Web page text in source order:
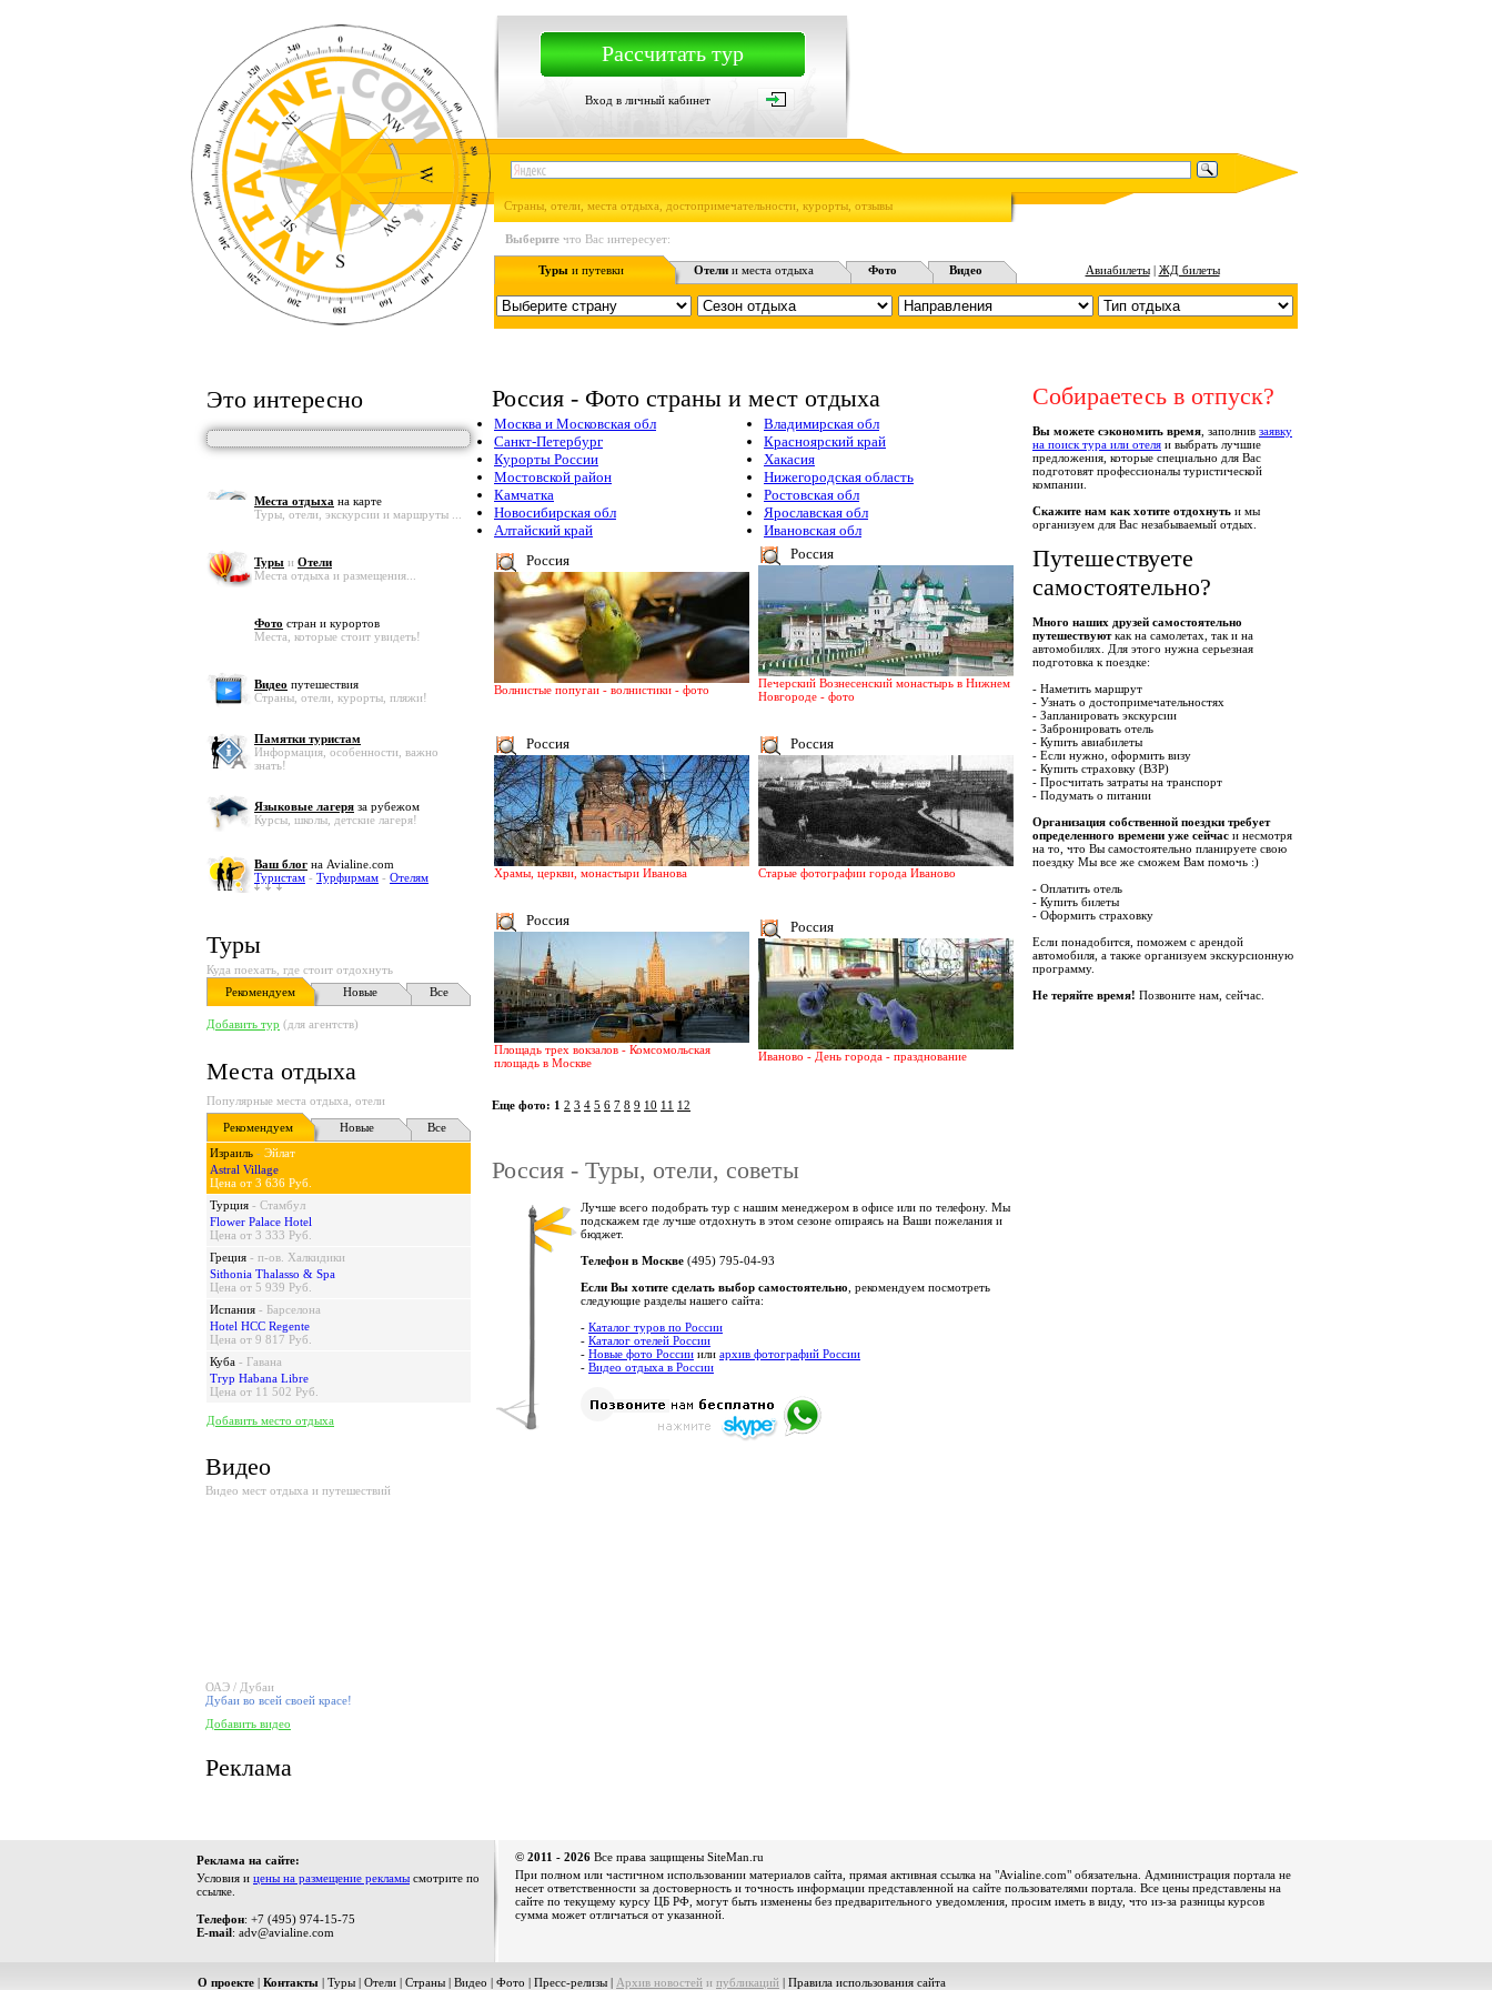
Рассчитать тур
Вход в личный кабинет
Страны, отели, места отдыха, достопримечательности, курорты, отзывы
Выберите что Вас интересует:
Турыи путевки Отели и места отдыха Фото Видео Авиабилеты| ЖД билеты
Это интересно
Места отдыха на карте
Туры, отели, экскурсии и маршруты ...
Туры и Отели
Места отдыха и размещения...
Фото стран и курортов
Места, которые стоит увидеть!
Видео путешествия
Страны, отели, курорты, пляжи!
Памятки туристам
Информация, особенности, важно
знать!
Языковые лагеря за рубежом
Курсы, школы, детские лагеря!
Ваш блог на Avialine.com
Туристам - Турфирмам - Отелям
Туры
Куда поехать, где стоит отдохнуть
Рекомендуем
Новые Все
Добавить тур (для агентств)
Места отдыха
Популярные места отдыха, отели
Рекомендуем
Новые
Все
Израиль - Эйлат
Astral Village
Цена от 3 636 Руб.
Турция - Стамбул
Flower Palace Hotel
Цена от 3 333 Руб.
Греция - п-ов. Халкидики
Sithonia Thalasso & Spa
Цена от 5 939 Руб.
Испания - Барселона
Hotel HCC Regente
Цена от 9 817 Руб.
Куба - Гавана
Tryp Habana Libre
Цена от 11 502 Руб.
Добавить место отдыха
Видео
Видео мест отдыха и путешествий
ОАЭ / Дубаи
Дубаи во всей своей красе!
Добавить видео
Реклама
Россия - Фото страны и мест отдыха
Москва и Московская обл
Санкт-Петербург
Курорты России
Мостовской район
Камчатка
Новосибирская обл
Алтайский край
Владимирская обл
Красноярский край
Хакасия
Нижегородская область
Ростовская обл
Ярославская обл
Ивановская обл
Россия
Волнистые попугаи - волнистики - фото
Россия
Печерский Вознесенский монастырь в Нижнем
Новгороде - фото
Россия
Храмы, церкви, монастыри Иванова
Россия
Старые фотографии города Иваново
Россия
Площадь трех вокзалов - Комсомольская
площадь в Москве
Россия
Иваново - День города - празднование
Еще фото: 1 2 3 4 5 6 7 8 9 10 11 12
Россия - Туры, отели, советы
Лучше всего подобрать тур с нашим менеджером в офисе или по телефону. Мы
подскажем где лучше отдохнуть в этом сезоне опираясь на Ваши пожелания и
бюджет.
Телефон в Москве (495) 795-04-93
Если Вы хотите сделать выбор самостоятельно , рекомендуем посмотреть
следующие разделы нашего сайта:
- Каталог туров по России
- Каталог отелей России
- Новые фото России или архив фотографий России
- Видео отдыха в России
Собираетесь в отпуск?
Вы можете сэкономить время , заполнив заявку
на поиск тура или отеля и выбрать лучшие
предложения, которые специально для Вас
подготовят профессионалы туристической
компании.
Скажите нам как хотите отдохнуть и мы
организуем для Вас незабываемый отдых.
Путешествуете
самостоятельно?
Много наших друзей самостоятельно
путешествуюткак на самолетах, так и на
автомобилях. Для этого нужна серьезная
подготовка к поездке:
- Наметить маршрут
- Узнать о достопримечательностях
- Запланировать экскурсии
- Забронировать отель
- Купить авиабилеты
- Если нужно, оформить визу
- Купить страховку (ВЗР)
- Просчитать затраты на транспорт
- Подумать о питании
Организация собственной поездки требует
определенного времени уже сейчас и несмотря
на то, что Вы самостоятельно планируете свою
поездку Мы все же сможем Вам помочь :)
- Оплатить отель
- Купить билеты
- Оформить страховку
Если понадобится, поможем с арендой
автомобиля, а также организуем экскурсионную
программу.
Не теряйте время! Позвоните нам, сейчас.
Реклама на сайте:
Условия и цены на размещение рекламы смотрите по
ссылке.
Телефон: +7 (495) 974-15-75
E-mail: adv@avialine.com
© 2011 - 2026 Все права защищены SiteMan.ru
При полном или частичном использовании материалов сайта, прямая активная ссылка на "Avialine.com" обязательна. Администрация портала не
несет ответственности за достоверность и точность информации представленной на сайте пользователями портала. Все цены представлены на
сайте по текущему курсу ЦБ РФ, могут быть изменены без предварительного уведомления, просим иметь в виду, что из-за разницы курсов
сумма может отличаться от указанной.
О проекте | Контакты | Туры | Отели | Страны | Видео | Фото | Пресс-релизы | Архив новостей и публикаций | Правила использования сайта